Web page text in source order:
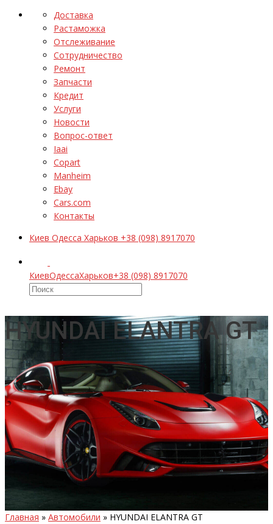
Доставка
Растаможка
Отслеживание
Сотрудничество
Ремонт
Запчасти
Кредит
Услуги
Новости
Вопрос-ответ
Iaai
Copart
Manheim
Ebay
Cars.com
Контакты
Киев Одесса Харьков +38 (098) 8917070
КиевОдессаХарьков+38 (098) 8917070
HYUNDAI ELANTRA GT
Главная » Автомобили » HYUNDAI ELANTRA GT